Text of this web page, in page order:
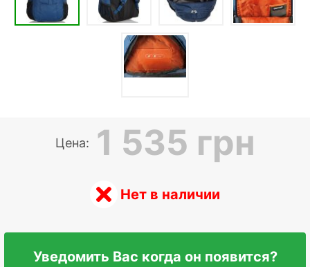
Цена: 1 535 грн
Нет в наличии
Уведомить Вас когда он появится?